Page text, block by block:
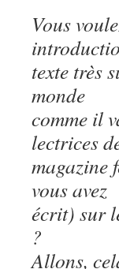
Vous
texte très
monde
comme il
lectrices
magazine
vous avez
écrit) sur
?
Allons,